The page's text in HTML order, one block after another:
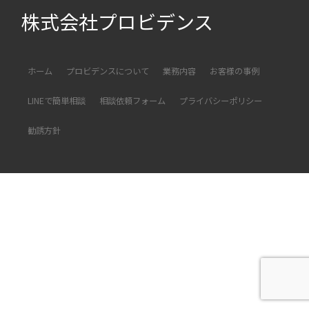
株式会社プロビデンス
ホーム プロビデンスについて 業務内容 お客様の事例
LINEで簡単相談 相談依頼フォーム プライバシーポリシー
勧誘方針